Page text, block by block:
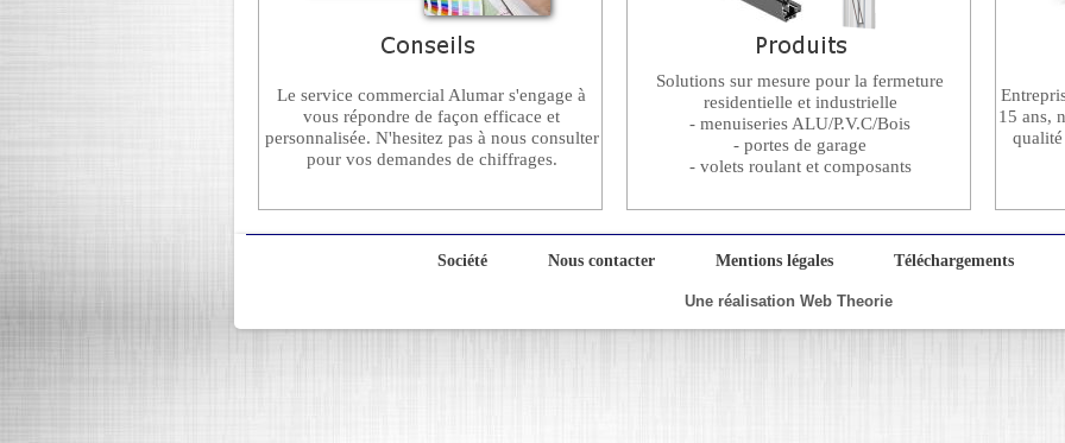
Le service commercial Alumar s'engage à
vous répondre de façon efficace et
personnalisée. N'hesitez pas à nous consulter
pour vos demandes de chiffrages.
15 ans,
Solutions sur mesure pour la fermeture
residentielle et industrielle
- menuiseries ALU/P.V.C/Bois
- portes de garage
- volets roulant et composants
Société Nous contacter Mentions légales Téléchargements
Une réalisation Web Theorie